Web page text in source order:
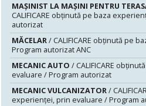
MAŞINIST LA MAŞINI PENTRU
CALIFICARE obținută pe baza
autorizat
MĂCELAR/ CALIFICARE obținută pe
Program autorizat ANC
MECANIC AUTO / CALIFICARE
evaluare / Program autorizat
MECANIC VULCANIZATOR/
experienței, prin evaluare / Program